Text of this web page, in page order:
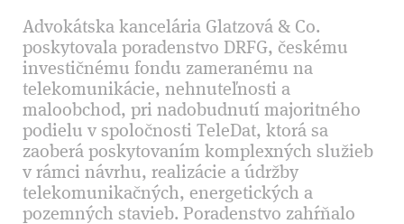
Advokátska kancelária Glatzová & Co.
poskytovala poradenstvo DRFG, českému
investičnému fondu zameranému na
telekomunikácie, nehnuteľnosti a
maloobchod, pri nadobudnutí majoritného
podielu v spoločnosti TeleDat, ktorá sa
zaoberá poskytovaním komplexných služieb
v rámci návrhu, realizácie a údržby
telekomunikačných, energetických a
pozemných stavieb. Poradenstvo zahŕňalo